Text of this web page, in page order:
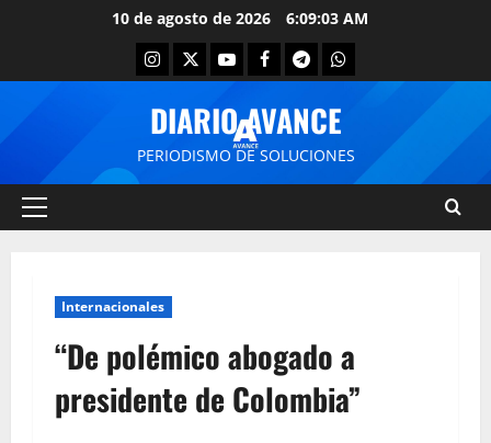
10 de agosto de 2026 6:09:03 AM
DIARIO AVANCE
PERIODISMO DE SOLUCIONES
Internacionales
“De polémico abogado a
presidente de Colombia”